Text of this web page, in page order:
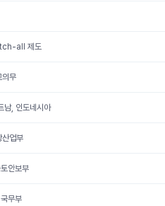
all 제도
의무
남, 인도네시아
업부
안보부
무부